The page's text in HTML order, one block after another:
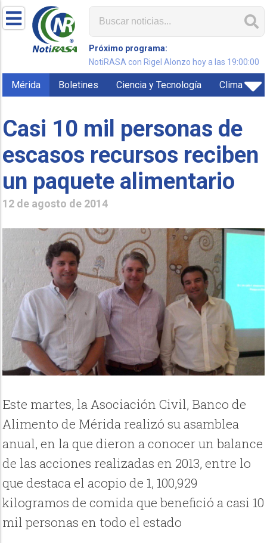
Próximo programa:
NotiRASA con Rigel Alonzo hoy a las 19:00:00
Mérida Boletines Ciencia y Tecnología Clima
Casi 10 mil personas de
escasos recursos reciben
un paquete alimentario
12 de agosto de 2014
Este martes, la Asociación Civil, Banco de
Alimento de Mérida realizó su asamblea
anual, en la que dieron a conocer un balance
de las acciones realizadas en 2013, entre lo
que destaca el acopio de 1, 100,929
kilogramos de comida que benefició a casi 10
mil personas en todo el estado